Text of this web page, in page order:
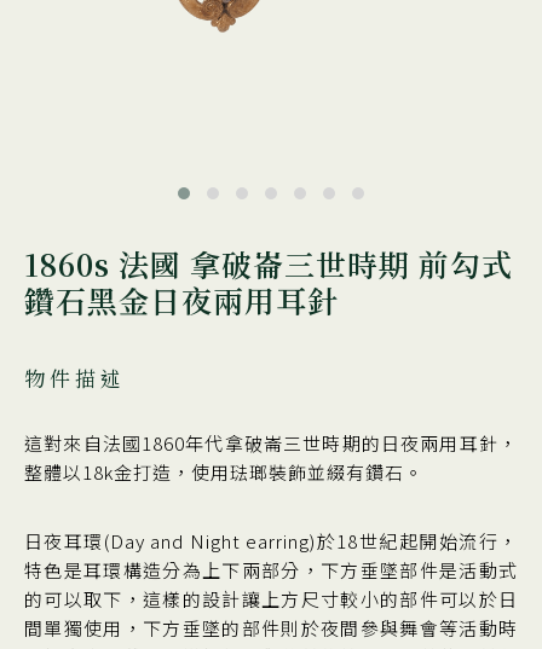
1860s 法國 拿破崙三世時期 前勾式
鑽石黑金日夜兩用耳針
物件描述
這對來自法國1860年代拿破崙三世時期的日夜兩用耳針，
整體以18k金打造，使用琺瑯裝飾並綴有鑽石。
日夜耳環(Day and Night earring)於18世紀起開始流行，
特色是耳環構造分為上下兩部分，下方垂墜部件是活動式
的可以取下，這樣的設計讓上方尺寸較小的部件可以於日
間單獨使用，下方垂墜的部件則於夜間參與舞會等活動時